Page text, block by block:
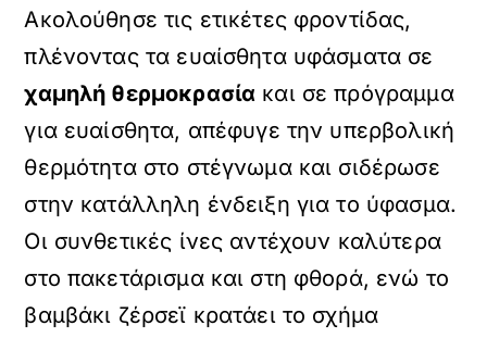
Ακολούθησε τις ετικέτες φροντίδας,
πλένοντας τα ευαίσθητα υφάσματα σε
χαμηλή θερμοκρασία και σε πρόγραμμα
για ευαίσθητα, απέφυγε την υπερβολική
θερμότητα στο στέγνωμα και σιδέρωσε
στην κατάλληλη ένδειξη για το ύφασμα.
Οι συνθετικές ίνες αντέχουν καλύτερα
στο πακετάρισμα και στη φθορά, ενώ το
βαμβάκι ζέρσεϊ κρατάει το σχήμα